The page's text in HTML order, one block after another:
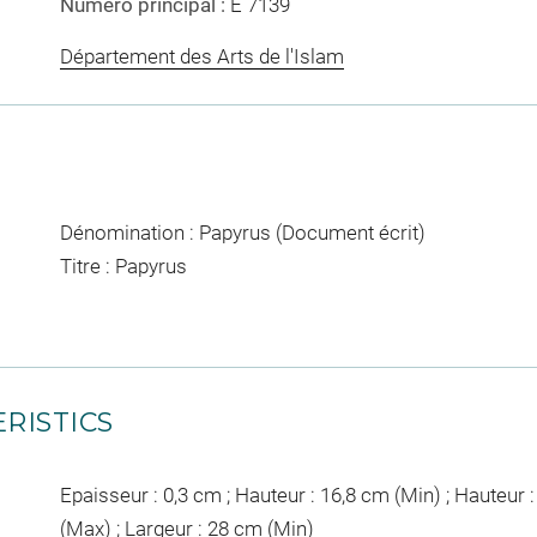
Département des Arts de l'Islam
Dénomination : Papyrus (Document écrit)
Titre : Papyrus
Epaisseur : 0,3 cm ; Hauteur : 16,8 cm (Min) ; Hauteur
(Max) ; Largeur : 28 cm (Min)